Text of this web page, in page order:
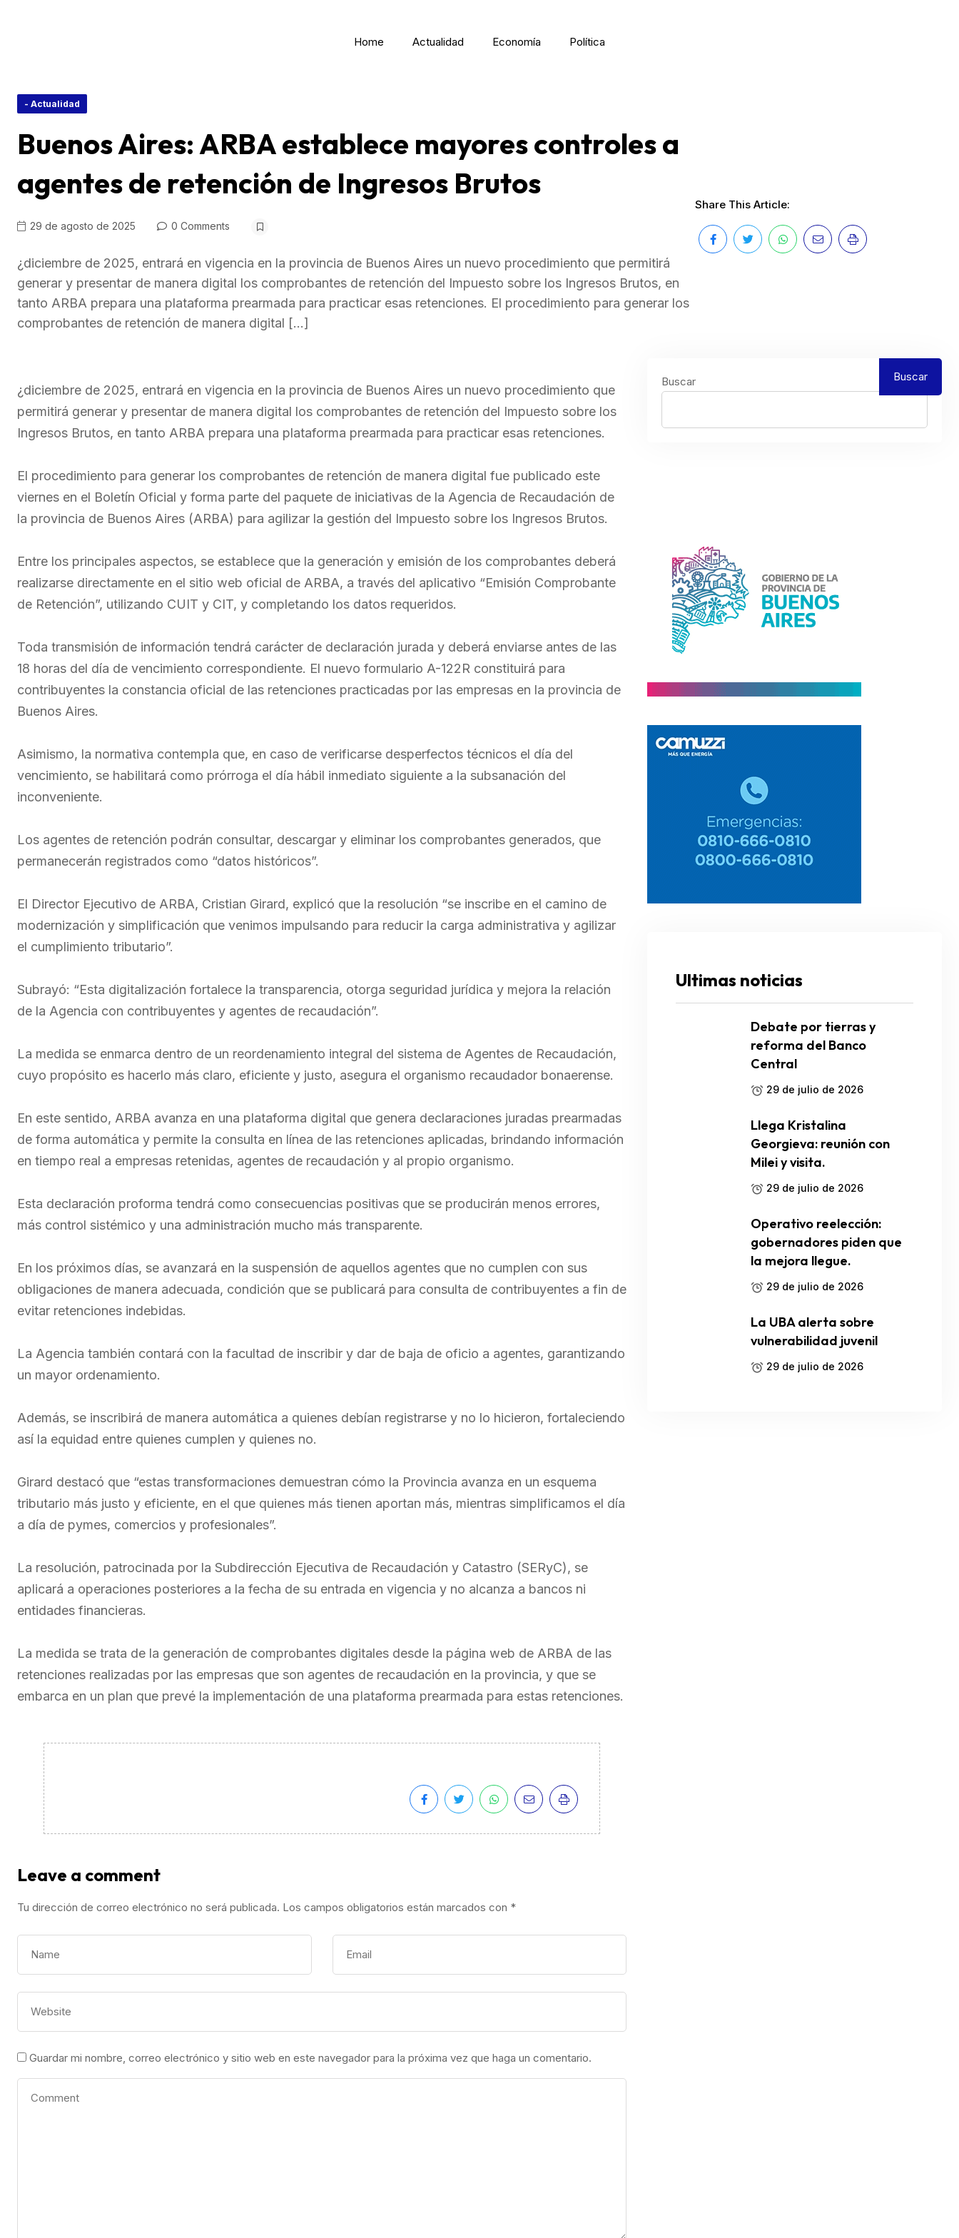
Home Actualidad Economía Política
- Actualidad
Buenos Aires: ARBA establece mayores controles a
agentes de retención de Ingresos Brutos
29 de agosto de 2025 0 Comments
¿diciembre de 2025, entrará en vigencia en la provincia de Buenos Aires un nuevo procedimiento que permitirá
generar y presentar de manera digital los comprobantes de retención del Impuesto sobre los Ingresos Brutos, en
tanto ARBA prepara una plataforma prearmada para practicar esas retenciones. El procedimiento para generar los
comprobantes de retención de manera digital […]
Share This Article:
¿diciembre de 2025, entrará en vigencia en la provincia de Buenos Aires un nuevo procedimiento que
permitirá generar y presentar de manera digital los comprobantes de retención del Impuesto sobre los
Ingresos Brutos, en tanto ARBA prepara una plataforma prearmada para practicar esas retenciones.
El procedimiento para generar los comprobantes de retención de manera digital fue publicado este
viernes en el Boletín Oficial y forma parte del paquete de iniciativas de la Agencia de Recaudación de
la provincia de Buenos Aires (ARBA) para agilizar la gestión del Impuesto sobre los Ingresos Brutos.
Entre los principales aspectos, se establece que la generación y emisión de los comprobantes deberá
realizarse directamente en el sitio web oficial de ARBA, a través del aplicativo “Emisión Comprobante
de Retención”, utilizando CUIT y CIT, y completando los datos requeridos.
Toda transmisión de información tendrá carácter de declaración jurada y deberá enviarse antes de las
18 horas del día de vencimiento correspondiente. El nuevo formulario A-122R constituirá para
contribuyentes la constancia oficial de las retenciones practicadas por las empresas en la provincia de
Buenos Aires.
Asimismo, la normativa contempla que, en caso de verificarse desperfectos técnicos el día del
vencimiento, se habilitará como prórroga el día hábil inmediato siguiente a la subsanación del
inconveniente.
Los agentes de retención podrán consultar, descargar y eliminar los comprobantes generados, que
permanecerán registrados como “datos históricos”.
El Director Ejecutivo de ARBA, Cristian Girard, explicó que la resolución “se inscribe en el camino de
modernización y simplificación que venimos impulsando para reducir la carga administrativa y agilizar
el cumplimiento tributario”.
Subrayó: “Esta digitalización fortalece la transparencia, otorga seguridad jurídica y mejora la relación
de la Agencia con contribuyentes y agentes de recaudación”.
La medida se enmarca dentro de un reordenamiento integral del sistema de Agentes de Recaudación,
cuyo propósito es hacerlo más claro, eficiente y justo, asegura el organismo recaudador bonaerense.
En este sentido, ARBA avanza en una plataforma digital que genera declaraciones juradas prearmadas
de forma automática y permite la consulta en línea de las retenciones aplicadas, brindando información
en tiempo real a empresas retenidas, agentes de recaudación y al propio organismo.
Esta declaración proforma tendrá como consecuencias positivas que se producirán menos errores,
más control sistémico y una administración mucho más transparente.
En los próximos días, se avanzará en la suspensión de aquellos agentes que no cumplen con sus
obligaciones de manera adecuada, condición que se publicará para consulta de contribuyentes a fin de
evitar retenciones indebidas.
La Agencia también contará con la facultad de inscribir y dar de baja de oficio a agentes, garantizando
un mayor ordenamiento.
Además, se inscribirá de manera automática a quienes debían registrarse y no lo hicieron, fortaleciendo
así la equidad entre quienes cumplen y quienes no.
Girard destacó que “estas transformaciones demuestran cómo la Provincia avanza en un esquema
tributario más justo y eficiente, en el que quienes más tienen aportan más, mientras simplificamos el día
a día de pymes, comercios y profesionales”.
La resolución, patrocinada por la Subdirección Ejecutiva de Recaudación y Catastro (SERyC), se
aplicará a operaciones posteriores a la fecha de su entrada en vigencia y no alcanza a bancos ni
entidades financieras.
La medida se trata de la generación de comprobantes digitales desde la página web de ARBA de las
retenciones realizadas por las empresas que son agentes de recaudación en la provincia, y que se
embarca en un plan que prevé la implementación de una plataforma prearmada para estas retenciones.
Leave a comment
Tu dirección de correo electrónico no será publicada. Los campos obligatorios están marcados con *
Guardar mi nombre, correo electrónico y sitio web en este navegador para la próxima vez que haga un comentario.
Buscar Buscar
Ultimas noticias
Debate por tierras y
reforma del Banco
Central
29 de julio de 2026
Llega Kristalina
Georgieva: reunión con
Milei y visita.
29 de julio de 2026
Operativo reelección:
gobernadores piden que
la mejora llegue.
29 de julio de 2026
La UBA alerta sobre
vulnerabilidad juvenil
29 de julio de 2026